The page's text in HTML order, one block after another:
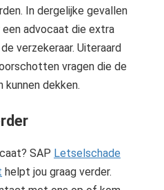
In dergelijke gevallen
advocaat die extra
verzekeraar. Uiteraard
vragen die de
dekken.
SAP Letselschade
helpt jou graag verder.